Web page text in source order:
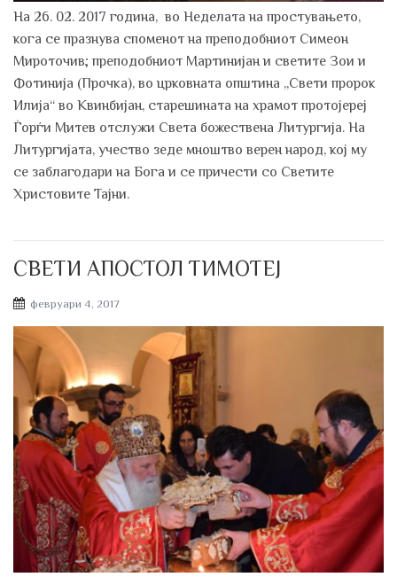
На 26. 02. 2017 година, во Неделата на простувањето,
кога се празнува споменот на преподобниот Симеон
Мироточив; преподобниот Мартинијан и светите Зои и
Фотинија (Прочка), во црковната општина „Свети пророк
Илија“ во Квинбијан, старешината на храмот протојереј
Ѓорѓи Митев отслужи Света божествена Литургија. На
Литургијата, учество зеде мноштво верен народ, кој му
се заблагодари на Бога и се причести со Светите
Христовите Тајни.
СВЕТИ АПОСТОЛ ТИМОТЕЈ
Posted
февруари 4, 2017